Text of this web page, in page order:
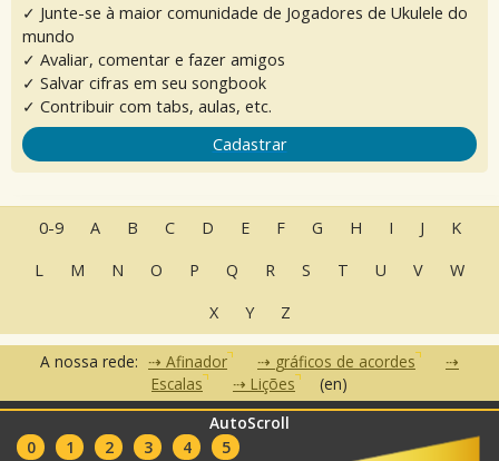
AutoScroll
0
1 2 3 4 5
✓ Junte-se à maior comunidade de Jogadores de Ukulele do
mundo
✓ Avaliar, comentar e fazer amigos
✓ Salvar cifras em seu songbook
✓ Contribuir com tabs, aulas, etc.
Cadastrar
0-9 A B C D E F G H I J
K
L
M N O P Q R S T U V
W
X
Y Z
A nossa rede: Afinador
gráficos de acordes
Escalas
Lições (en)
•Contato•Termos de Uso
Parceiros•Clubes